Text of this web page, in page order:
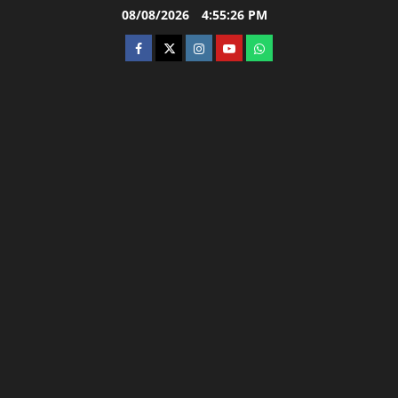
08/08/2026 4:55:27 PM
facebooktwitterinstagram.com
youtubewhatsapp